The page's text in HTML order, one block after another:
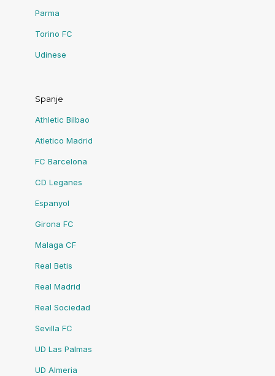
Parma
Torino FC
Udinese
Spanje
Athletic Bilbao
Atletico Madrid
FC Barcelona
CD Leganes
Espanyol
Girona FC
Malaga CF
Real Betis
Real Madrid
Real Sociedad
Sevilla FC
UD Las Palmas
UD Almeria